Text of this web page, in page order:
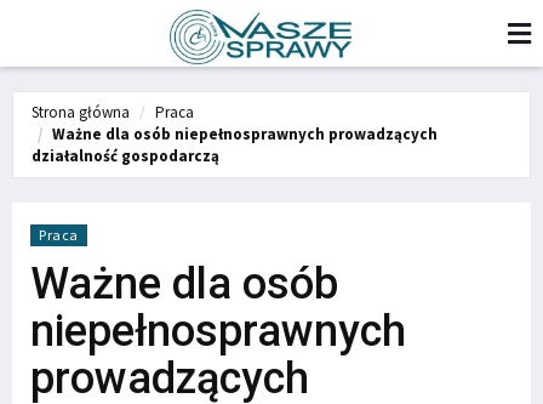
Strona główna
Praca
Ważne dla osób niepełnosprawnych prowadzących
działalność gospodarczą
Praca
Ważne dla osób
niepełnosprawnych
prowadzących